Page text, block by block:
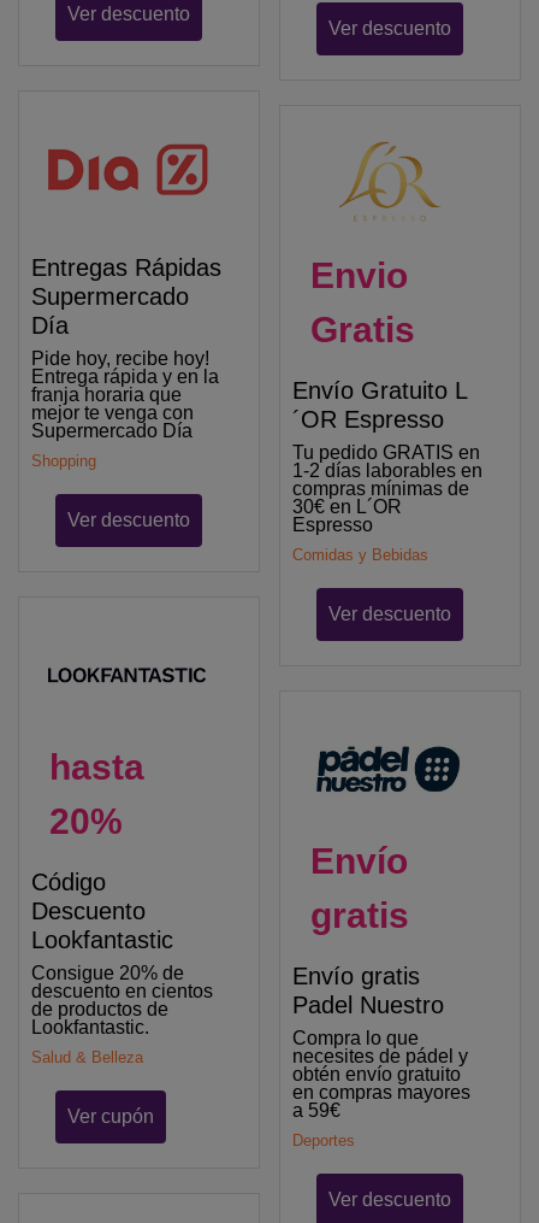
Ver descuento
Entregas Rápidas
Supermercado
Día
Pide hoy, recibe hoy!
Entrega rápida y en la
franja horaria que
mejor te venga con
Supermercado Día
Shopping
Ver descuento
hasta
20%
Código
Descuento
Lookfantastic
Consigue 20% de
descuento en cientos
de productos de
Lookfantastic.
Salud & Belleza
Ver cupón
Ver descuento
Envio
Gratis
Envío Gratuito L
´OR Espresso
Tu pedido GRATIS en
1-2 días laborables en
compras mínimas de
30€ en L´OR
Espresso
Comidas y Bebidas
Ver descuento
Envío
gratis
Envío gratis
Padel Nuestro
Compra lo que
necesites de pádel y
obtén envío gratuito
en compras mayores
a 59€
Deportes
Ver descuento